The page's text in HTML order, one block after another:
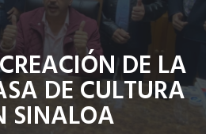
DE LA
DE CULTURA
SINALOA